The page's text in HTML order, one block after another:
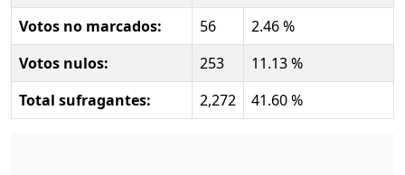
Votos no marcados:
56
2.46 %
Votos nulos:
253
11.13 %
Total sufragantes:
2,272 41.60 %